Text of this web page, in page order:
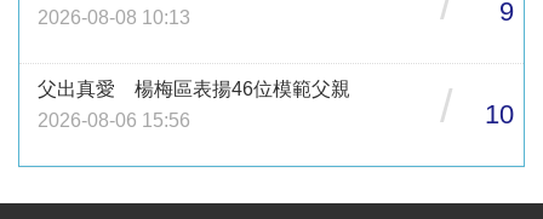
2026-08-08 10:13
9
父出真愛 楊梅區表揚46位模範父親
2026-08-06 15:56
/ 10